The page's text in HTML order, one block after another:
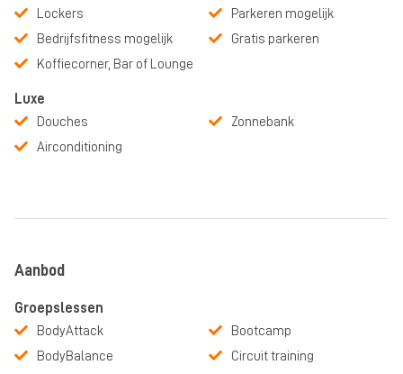
Lockers
Bedrijfsfitness mogelijk
Koffiecorner, Bar of Lounge
Parkeren mogelijk
Gratis parkeren
Luxe
Douches
Airconditioning
Zonnebank
Aanbod
Groepslessen
BodyAttack
BodyBalance
Bootcamp
Circuit training